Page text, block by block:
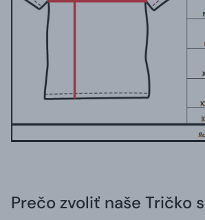
Prečo zvoliť naše Tričko